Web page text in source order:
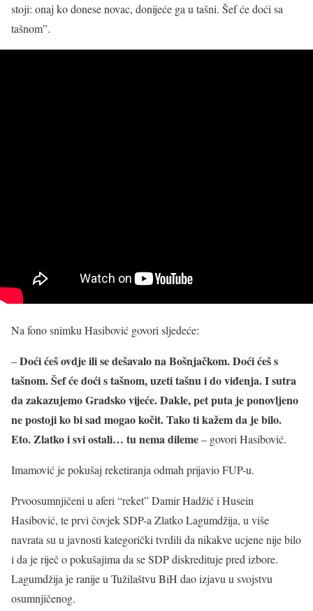
stoji: onaj ko donese novac, donijeće ga u tašni. Šef će doći sa
tašnom”.
Na fono snimku Hasibović govori sljedeće:
–Doći ćeš ovdje ili se dešavalo na Bošnjačkom. Doći ćeš s
tašnom. Šef će doći s tašnom, uzeti tašnu i do viđenja. I sutra
da zakazujemo Gradsko vijeće. Dakle, pet puta je ponovljeno
ne postoji ko bi sad mogao kočit. Tako ti kažem da je bilo.
Eto. Zlatko i svi ostali… tu nema dileme– govori Hasibović.
Imamović je pokušaj reketiranja odmah prijavio FUP-u.
Prvoosumnjičeni u aferi “reket” Damir Hadžić i Husein
Hasibović, te prvi čovjek SDP-a Zlatko Lagumdžija, u više
navrata su u javnosti kategorički tvrdili da nikakve ucjene nije bilo
i da je riječ o pokušajima da se SDP diskredituje pred izbore.
Lagumdžija je ranije u Tužilaštvu BiH dao izjavu u svojstvu
osumnjičenog.